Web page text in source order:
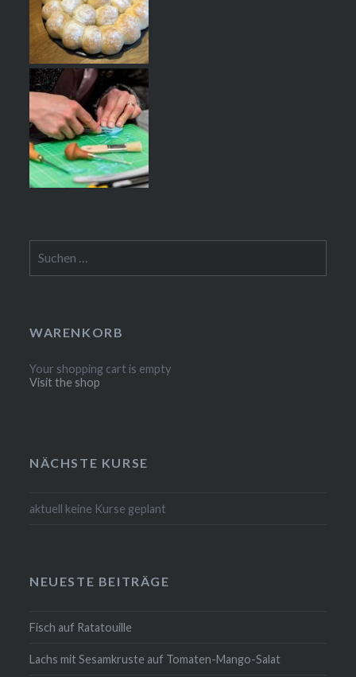
nach:
WARENKORB
Your shopping cart is empty
Visit the shop
NÄCHSTE KURSE
aktuell keine Kurse geplant
NEUESTE BEITRÄGE
Fisch auf Ratatouille
Lachs mit Sesamkruste auf Tomaten-Mango-Salat